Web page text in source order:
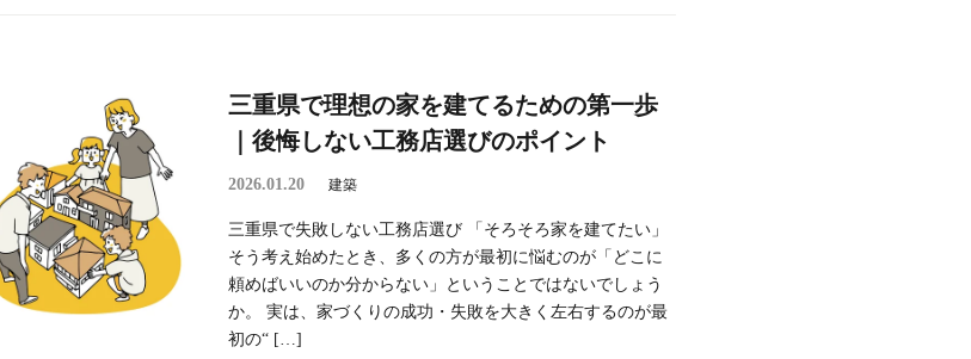
三重県で理想の家を建てるための第一歩
｜後悔しない工務店選びのポイント
2026.01.20 建築
三重県で失敗しない工務店選び 「そろそろ家を建てたい」
そう考え始めたとき、多くの方が最初に悩むのが「どこに
頼めばいいのか分からない」ということではないでしょう
か。 実は、家づくりの成功・失敗を大きく左右するのが最
初の“ […]